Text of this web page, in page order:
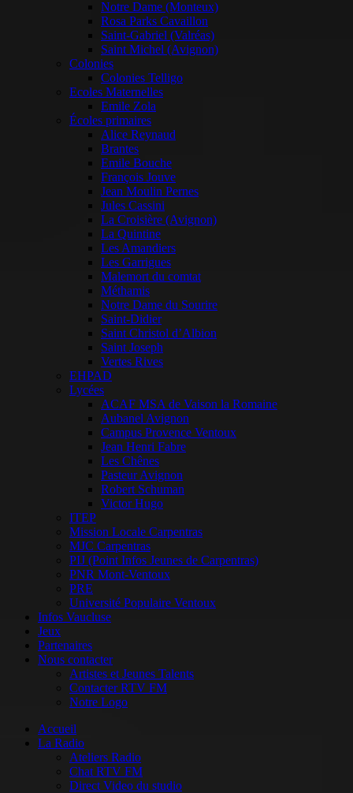
Notre Dame (Monteux)
Rosa Parks Cavaillon
Saint-Gabriel (Valréas)
Saint Michel (Avignon)
Colonies
Colonies Telligo
Ecoles Maternelles
Emile Zola
Écoles primaires
Alice Reynaud
Brantes
Emile Bouche
François Jouve
Jean Moulin Pernes
Jules Cassini
La Croisière (Avignon)
La Quintine
Les Amandiers
Les Garrigues
Malemort du comtat
Méthamis
Notre Dame du Sourire
Saint-Didier
Saint Christol d’Albion
Saint Joseph
Vertes Rives
EHPAD
Lycées
ACAF MSA de Vaison la Romaine
Aubanel Avignon
Campus Provence Ventoux
Jean Henri Fabre
Les Chênes
Pasteur Avignon
Robert Schuman
Victor Hugo
ITEP
Mission Locale Carpentras
MJC Carpentras
PIJ (Point Infos Jeunes de Carpentras)
PNR Mont-Ventoux
PRE
Université Populaire Ventoux
Infos Vaucluse
Jeux
Partenaires
Nous contacter
Artistes et Jeunes Talents
Contacter RTV FM
Notre Logo
Accueil
La Radio
Ateliers Radio
Chat RTV FM
Direct Video du studio